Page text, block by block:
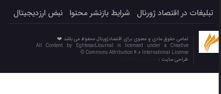
تبلیغات در اقتصاد ژورنال
شرایط بازنشر محتوا نبض ارزدیجیتال
تمامی حقوق مادی و معنوی برای اقتصادژورنال محفوظ می باشد ❤️
All Content by EghtesadJournal is licensed under a Creative
Commons Attribution 4.0 International License ©️
طراحی سایت :